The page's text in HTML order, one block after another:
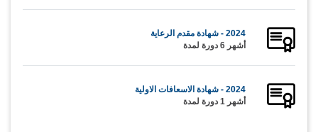
2024 - شهادة مقدم الرعاية
أشهر 6 دورة لمدة
2024 - شهادة الاسعافات الاولية
أشهر 1 دورة لمدة